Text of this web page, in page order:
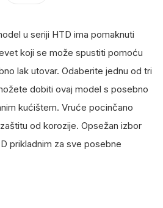
u seriji HTD ima pomaknuti
koji se može spustiti pomoću
lak utovar. Odaberite jednu od tri
dobiti ovaj model s posebno
kućištem. Vruće pocinčano
od korozije. Opsežan izbor
prikladnim za sve posebne